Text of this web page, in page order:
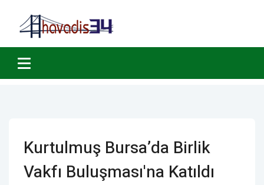
Kurtulmuş Bursa’da Birlik
Vakfı Buluşması'na Katıldı